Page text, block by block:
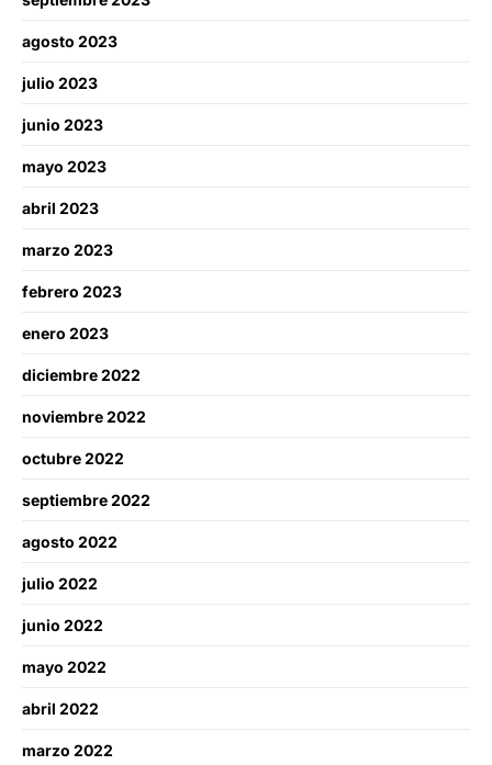
agosto 2023
julio 2023
junio 2023
mayo 2023
abril 2023
marzo 2023
febrero 2023
enero 2023
diciembre 2022
noviembre 2022
octubre 2022
septiembre 2022
agosto 2022
julio 2022
junio 2022
mayo 2022
abril 2022
marzo 2022